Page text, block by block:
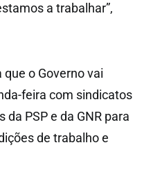
a trabalhar”,
o Governo vai
feira com sindicatos
PSP e da GNR para
de trabalho e